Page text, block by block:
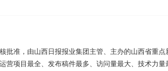
批准，由山西日报报业集团主管、主办的山西省重
营项目最全、发布稿件最多、访问量最大、技术力